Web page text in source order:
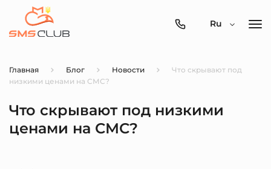
0800-
Ru
Главная Блог Новости
Что скрывают под
низкими ценами на СМС?
Что скрывают под низкими
ценами на СМС?